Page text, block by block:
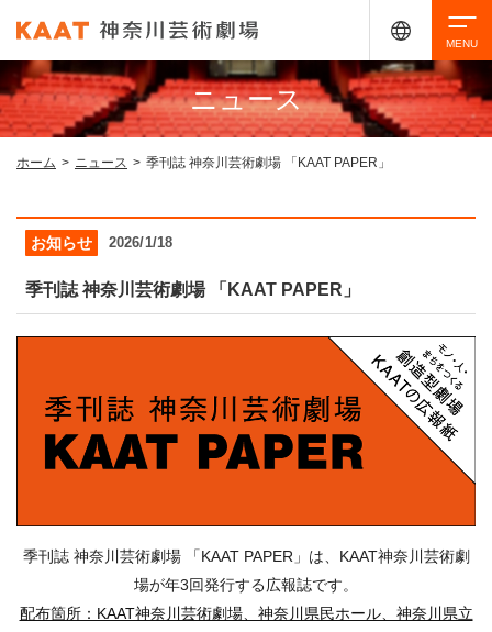
イベントを探す
・ イベントカレンダー
・ 館内サービス・アクセシビリティ
・ レストラン/カフェ
施設を借りる
KAATについて
・ ミッション
KAAT 神奈川芸術劇場
検索
ニュース
ホーム > ニュース > 季刊誌 神奈川芸術劇場 「KAAT PAPER」
お知らせ 2026/1/18
季刊誌 神奈川芸術劇場 「KAAT PAPER」
季刊誌 神奈川芸術劇場 「KAAT PAPER」は、KAAT神奈川芸術劇
場が年3回発行する広報誌です。
配布箇所：KAAT神奈川芸術劇場、神奈川県民ホール、神奈川県立